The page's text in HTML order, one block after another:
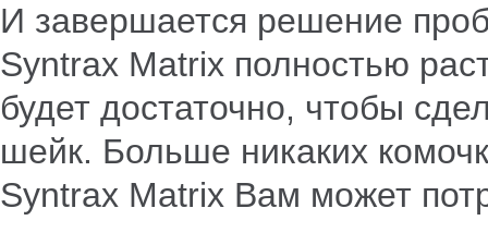
И завершается решение
Syntrax Matrix полностью
будет достаточно, чтобы
шейк. Больше никаких
Syntrax Matrix Вам может